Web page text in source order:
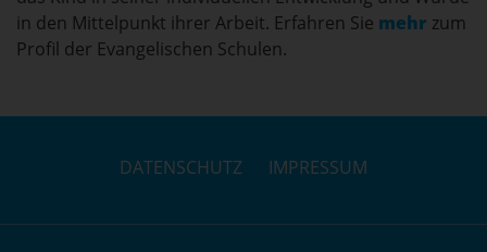
Unsere evangelischen Bildungseinrichtungen stellen